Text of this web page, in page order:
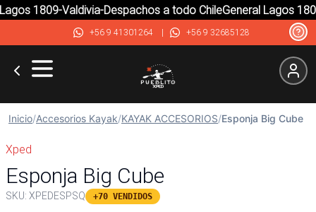
1809-Valdivia-Despachos a todo ChileGeneral Lagos
+56 9 41301264| +56 9 32685128
Inicio/Accesorios Kayak/KAYAK ACCESORIOS/Esponja Big Cube
Xped
Esponja Big Cube
SKU: XPEDESPSQ +70 VENDIDOS